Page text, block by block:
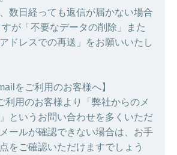
数日経っても返信が届かない場合
が「不要なデータの削除」また
ドレスでの再送」をお願いいたし
をご利用のお客様へ】
利用のお客様より「弊社からのメ
というお問い合わせを多くいただ
ールが確認できない場合は、お手
をご確認いただけますでしょう